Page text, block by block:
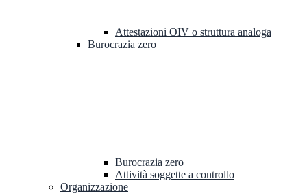
Attestazioni OIV o struttura analoga
Burocrazia zero
Burocrazia zero
Attività soggette a controllo
Organizzazione